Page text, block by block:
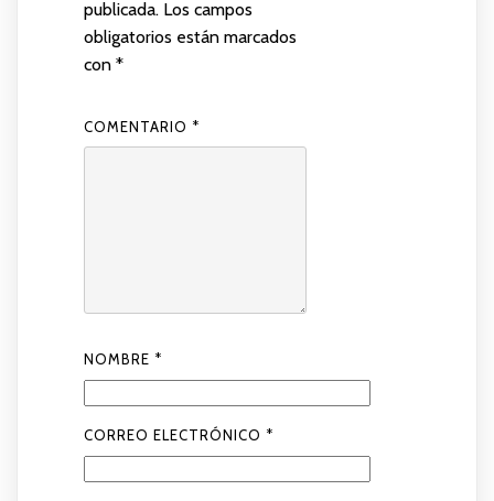
publicada. Los campos
obligatorios están marcados
con *
COMENTARIO *
NOMBRE *
CORREO ELECTRÓNICO *